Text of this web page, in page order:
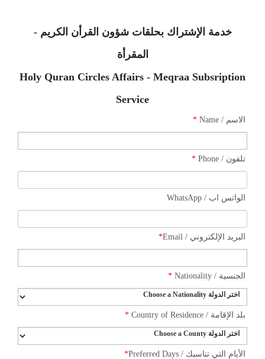
خدمة الإشتراك بحلقات شؤون القرأن الكريم -
المقرأة
Holy Quran Circles Affairs - Meqraa Subsription
Service
الاسم / Name *
تلفون / Phone *
الواتس اب / WhatsApp
البريد الإلكتروني / Email *
الجنسية / Nationality *
بلد الإقامة / Country of Residence *
الأيام التي تناسبك / Preferred Days *